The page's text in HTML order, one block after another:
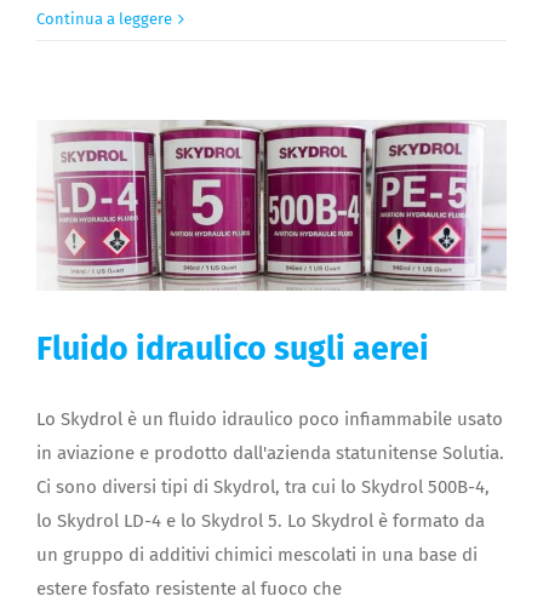
Continua a leggere
Fluido idraulico sugli aerei
Lo Skydrol è un fluido idraulico poco infiammabile usato
in aviazione e prodotto dall'azienda statunitense Solutia.
Ci sono diversi tipi di Skydrol, tra cui lo Skydrol 500B-4,
lo Skydrol LD-4 e lo Skydrol 5. Lo Skydrol è formato da
un gruppo di additivi chimici mescolati in una base di
estere fosfato resistente al fuoco che